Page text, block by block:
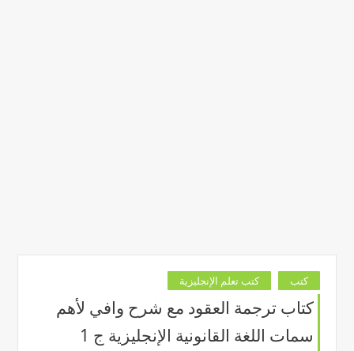
كتب كتب تعلم الإنجليزية
كتاب ترجمة العقود مع شرح وافي لأهم
سمات اللغة القانونية الإنجليزية ج 1